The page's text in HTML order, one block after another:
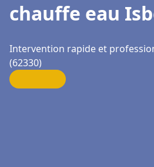
chauffe eau
Intervention rapide et
(62330)